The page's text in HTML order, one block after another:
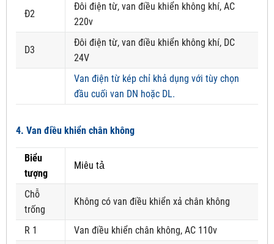
Đ2
Đôi điện từ, van điều khiển không khí, AC
220v
D3
Đôi điện từ, van điều khiển không khí, DC
24V
Van điện từ kép chỉ khả dụng với tùy chọn
đầu cuối van DN hoặc DL.
4. Van điều khiển chân không
Biểu
tượng
Miêu tả
Chỗ
trống
Không có van điều khiển xả chân không
R 1
Van điều khiển chân không, AC 110v